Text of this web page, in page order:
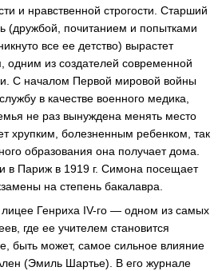
и нравственной строгости. Старший
(дружбой, почитанием и попытками
все ее детство) вырастет
одним из создателей современной
С началом Первой мировой войны
в качестве военного медика,
не раз вынуждена менять место
хрупким, болезненным ребенком, так
образования она получает дома.
в Париж в 1919 г. Симона посещает
на степень бакалавра.
Генриха IV-го — одном из самых
где ее учителем становится
быть может, самое сильное влияние
(Эмиль Шартье). В его журнале